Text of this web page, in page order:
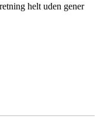
helt uden gener